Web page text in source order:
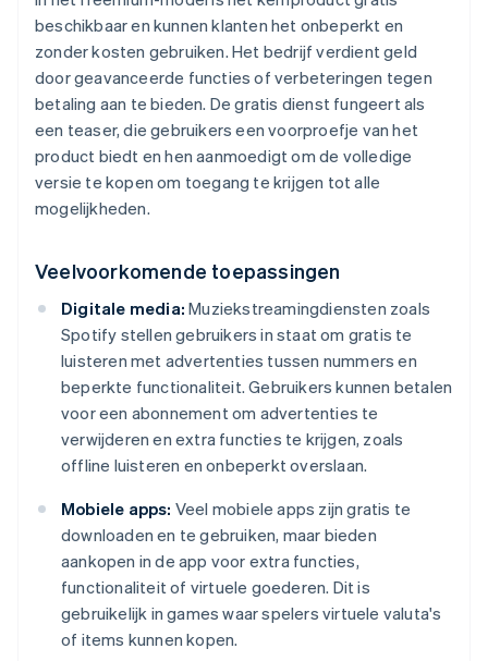
beschikbaar en kunnen klanten het onbeperkt en
zonder kosten gebruiken. Het bedrijf verdient geld
door geavanceerde functies of verbeteringen tegen
betaling aan te bieden. De gratis dienst fungeert als
een teaser, die gebruikers een voorproefje van het
product biedt en hen aanmoedigt om de volledige
versie te kopen om toegang te krijgen tot alle
mogelijkheden.
Veelvoorkomende toepassingen
Digitale media: Muziekstreamingdiensten zoals
Spotify stellen gebruikers in staat om gratis te
luisteren met advertenties tussen nummers en
beperkte functionaliteit. Gebruikers kunnen betalen
voor een abonnement om advertenties te
verwijderen en extra functies te krijgen, zoals
offline luisteren en onbeperkt overslaan.
Mobiele apps: Veel mobiele apps zijn gratis te
downloaden en te gebruiken, maar bieden
aankopen in de app voor extra functies,
functionaliteit of virtuele goederen. Dit is
gebruikelijk in games waar spelers virtuele valuta's
of items kunnen kopen.